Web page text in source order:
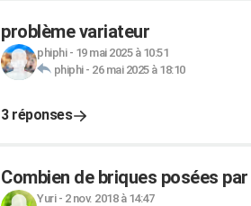
problème variateur
phiphi- 19 mai 2025 à 10:51
phiphi- 26 mai 2025 à 18:10
3 réponses
Combien de briques posées
Yuri- 2 nov. 2018 à 14:47